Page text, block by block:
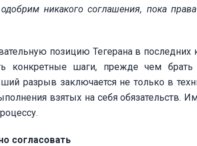
никакого соглашения, пока права
позицию Тегерана в последних
конкретные шаги, прежде чем
разрыв заключается не только в
взятых на себя обязательств.
согласовать